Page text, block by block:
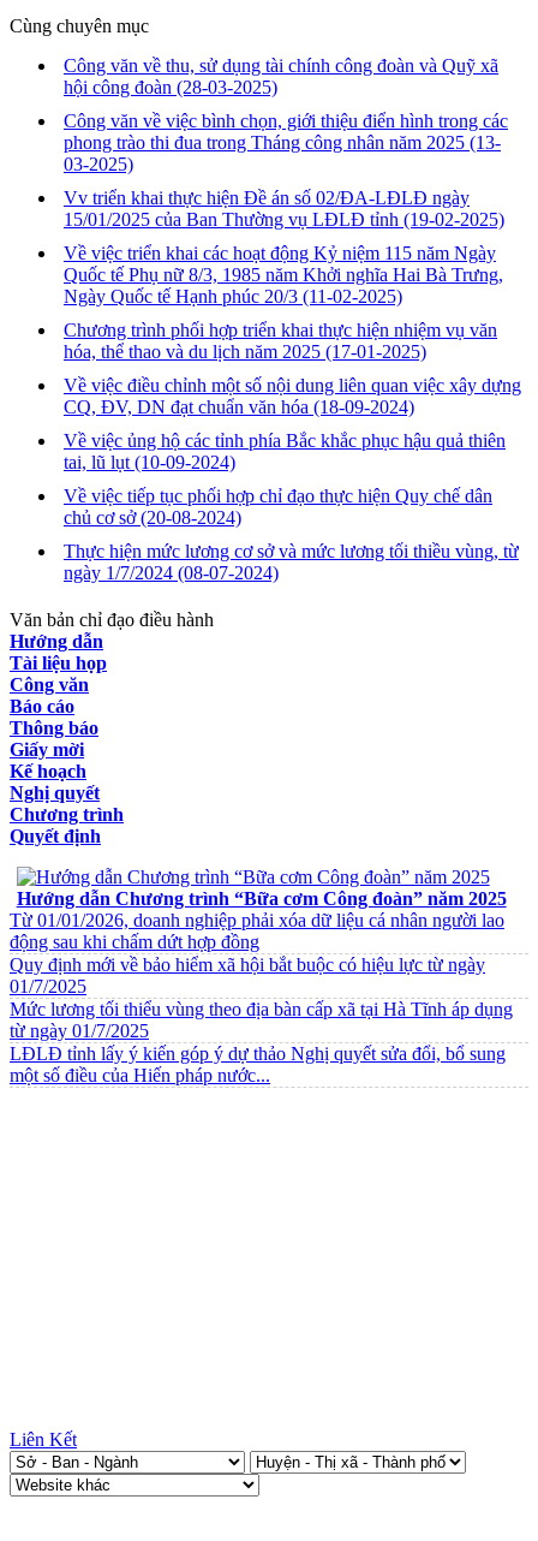
Cùng chuyên mục
Công văn về thu, sử dụng tài chính công đoàn và Quỹ xã
hội công đoàn (28-03-2025)
Công văn về việc bình chọn, giới thiệu điển hình trong các
phong trào thi đua trong Tháng công nhân năm 2025 (13-
03-2025)
Vv triển khai thực hiện Đề án số 02/ĐA-LĐLĐ ngày
15/01/2025 của Ban Thường vụ LĐLĐ tỉnh (19-02-2025)
Về việc triển khai các hoạt động Kỷ niệm 115 năm Ngày
Quốc tế Phụ nữ 8/3, 1985 năm Khởi nghĩa Hai Bà Trưng,
Ngày Quốc tế Hạnh phúc 20/3 (11-02-2025)
Chương trình phối hợp triển khai thực hiện nhiệm vụ văn
hóa, thể thao và du lịch năm 2025 (17-01-2025)
Về việc điều chỉnh một số nội dung liên quan việc xây dựng
CQ, ĐV, DN đạt chuẩn văn hóa (18-09-2024)
Về việc ủng hộ các tỉnh phía Bắc khắc phục hậu quả thiên
tai, lũ lụt (10-09-2024)
Về việc tiếp tục phối hợp chỉ đạo thực hiện Quy chế dân
chủ cơ sở(20-08-2024)
Thực hiện mức lương cơ sở và mức lương tối thiều vùng, từ
ngày 1/7/2024 (08-07-2024)
Văn bản chỉ đạo điều hành
Hướng dẫn
Tài liệu họp
Công văn
Báo cáo
Thông báo
Giấy mời
Kế hoạch
Nghị quyết
Chương trình
Quyết định
Hướng dẫn Chương trình “Bữa cơm Công đoàn” năm 2025
Từ 01/01/2026, doanh nghiệp phải xóa dữ liệu cá nhân người lao
động sau khi chấm dứt hợp đồng
Quy định mới về bảo hiểm xã hội bắt buộc có hiệu lực từ ngày
01/7/2025
Mức lương tối thiểu vùng theo địa bàn cấp xã tại Hà Tĩnh áp dụng
từ ngày 01/7/2025
LĐLĐ tỉnh lấy ý kiến góp ý dự thảo Nghị quyết sửa đổi, bổ sung
một số điều của Hiến pháp nước...
Liên Kết